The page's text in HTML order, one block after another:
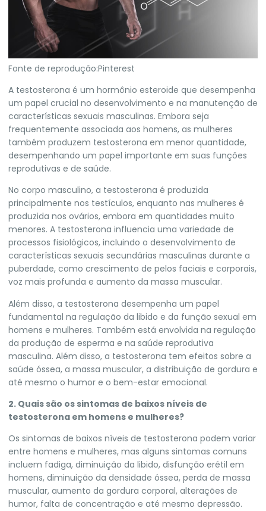
Fonte de reprodução:Pinterest
A testosterona é um hormônio esteroide que desempenha
um papel crucial no desenvolvimento e na manutenção de
características sexuais masculinas. Embora seja
frequentemente associada aos homens, as mulheres
também produzem testosterona em menor quantidade,
desempenhando um papel importante em suas funções
reprodutivas e de saúde.
No corpo masculino, a testosterona é produzida
principalmente nos testículos, enquanto nas mulheres é
produzida nos ovários, embora em quantidades muito
menores. A testosterona influencia uma variedade de
processos fisiológicos, incluindo o desenvolvimento de
características sexuais secundárias masculinas durante a
puberdade, como crescimento de pelos faciais e corporais,
voz mais profunda e aumento da massa muscular.
Além disso, a testosterona desempenha um papel
fundamental na regulação da libido e da função sexual em
homens e mulheres. Também está envolvida na regulação
da produção de esperma e na saúde reprodutiva
masculina. Além disso, a testosterona tem efeitos sobre a
saúde óssea, a massa muscular, a distribuição de gordura e
até mesmo o humor e o bem-estar emocional.
2. Quais são os sintomas de baixos níveis de
testosterona em homens e mulheres?
Os sintomas de baixos níveis de testosterona podem variar
entre homens e mulheres, mas alguns sintomas comuns
incluem fadiga, diminuição da libido, disfunção erétil em
homens, diminuição da densidade óssea, perda de massa
muscular, aumento da gordura corporal, alterações de
humor, falta de concentração e até mesmo depressão.